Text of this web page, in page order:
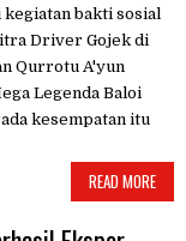
bakti sosial
Driver Gojek di
Qurrotu A'yun
Legenda Baloi
kesempatan itu
READ MORE